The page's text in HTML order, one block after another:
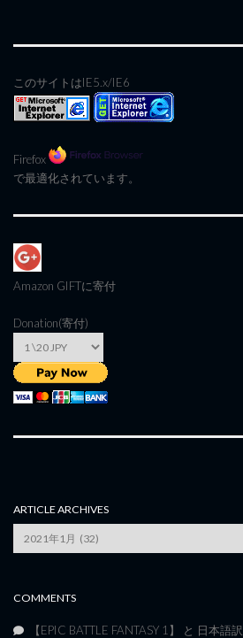
このサイトはIE5.x/IE6
Firefox
で最適化されています。
Amazon GIFTに寄付
Donation(寄付)
ARTICLE ARCHIVES
Archives
COMMENTS
【EPIC BATTLE FANTASY 1】 と 日本語訳